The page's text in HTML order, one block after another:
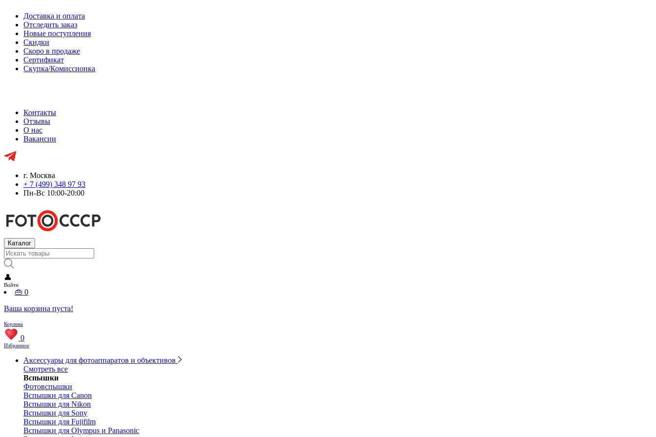
Доставка и оплата
Отследить заказ
Новые поступления
Скидки
Скоро в продаже
Сертификат
Скупка/Комиссионка
Контакты
Отзывы
О нас
Вакансии
г. Москва
+ 7 (499) 348 97 93
Пн-Вс 10:00-20:00
Каталог
👤
Войти
👜 0
Ваша корзина пуста!
Корзина
0
Избранное
Аксессуары для фотоаппаратов и объективов
Смотреть все
Вспышки
Фотовспышки
Вспышки для Canon
Вспышки для Nikon
Вспышки для Sony
Вспышки для Fujifilm
Вспышки для Olympus и Panasonic